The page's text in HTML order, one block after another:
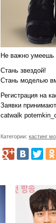
Не важно умеешь
Стань звездой!
Стань моделью
Регистрация на
Заявки
catwalk
Категории: кастинг